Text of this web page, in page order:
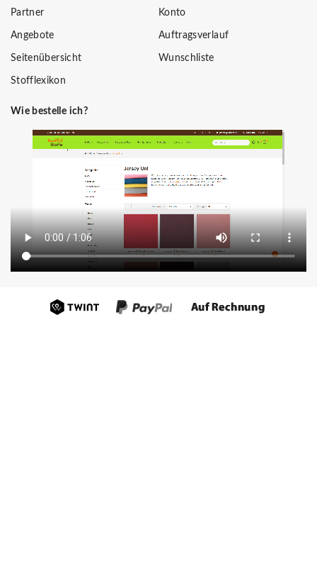
Partner
Angebote
Seitenübersicht
Stofflexikon
Konto
Auftragsverlauf
Wunschliste
Wie bestelle ich?